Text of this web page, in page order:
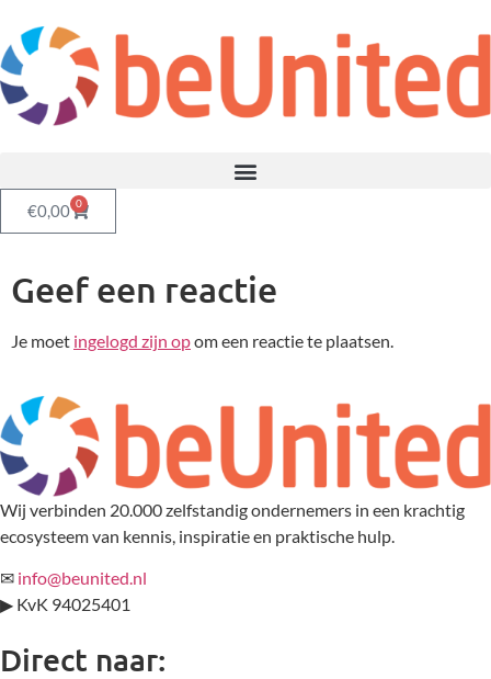
€0,00 0
Geef een reactie
Je moet ingelogd zijn opom een reactie te plaatsen.
Wij verbinden 20.000 zelfstandig ondernemers in een krachtig
ecosysteem van kennis, inspiratie en praktische hulp.
✉ info@beunited.nl
▶ KvK 94025401
Direct naar: